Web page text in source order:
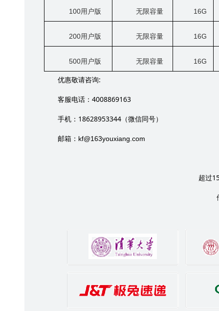
100用户版 无限容量 16G
200用户版 无限容量 16G
500用户版 无限容量 16G
优惠敬请咨询:
客服电话： 4008869163
手机： 18628953344 （微信同号）
邮箱： kf@163youxiang.com
超过